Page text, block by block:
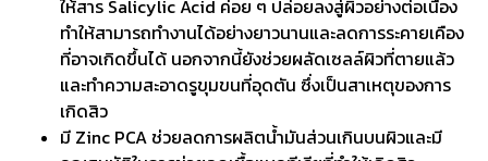
ให้สาร Salicylic Acid ค่อย ๆ ปล่อยลงสู่ผิวอย่างต่อเนื่อง
ทำให้สามารถทำงานได้อย่างยาวนานและลดการระคายเคือง
ที่อาจเกิดขึ้นได้ นอกจากนี้ยังช่วยผลัดเซลล์ผิวที่ตายแล้ว
และทำความสะอาดรูขุมขนที่อุดตัน ซึ่งเป็นสาเหตุของการ
เกิดสิว
มี Zinc PCA ช่วยลดการผลิตน้ำมันส่วนเกินบนผิวและมี